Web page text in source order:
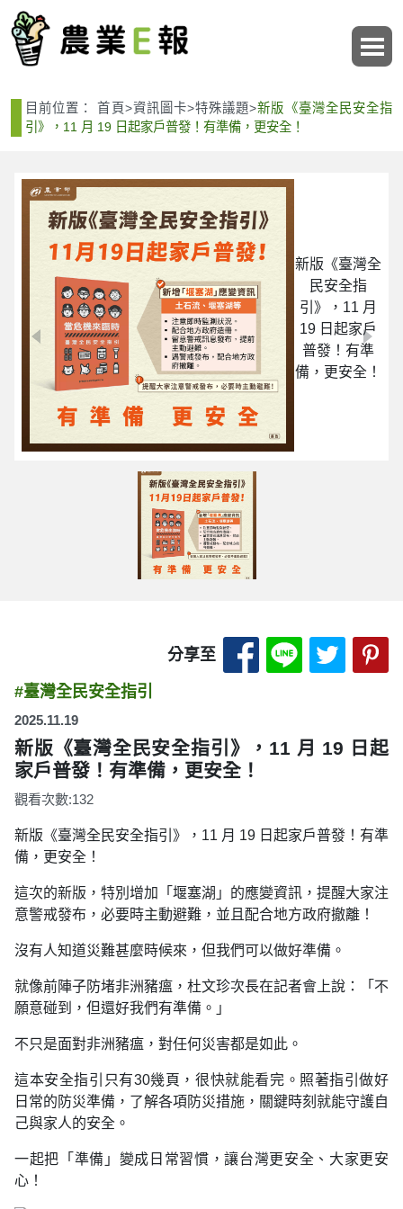
目前位置：首頁>資訊圖卡>特殊議題>新版《臺灣全民安全指
引》，11 月 19 日起家戶普發！有準備，更安全！
新版《臺灣全
民安全指
引》，11 月
19 日起家戶
普發！有準
備，更安全！
分享至 分享至 Facebook-
分享至分享
#臺灣全民安全指引
2025.11.19
新版《臺灣全民安全指引》，11 月 19 日起
家戶普發！有準備，更安全！
觀看次數:132
新版《臺灣全民安全指引》，11 月 19 日起家戶普發！有準
備，更安全！
這次的新版，特別增加「堰塞湖」的應變資訊，提醒大家注
意警戒發布，必要時主動避難，並且配合地方政府撤離！
沒有人知道災難甚麼時候來，但我們可以做好準備。
就像前陣子防堵非洲豬瘟，杜文珍次長在記者會上說：「不
願意碰到，但還好我們有準備。」
不只是面對非洲豬瘟，對任何災害都是如此。
這本安全指引只有30幾頁，很快就能看完。照著指引做好
日常的防災準備，了解各項防災措施，關鍵時刻就能守護自
己與家人的安全。
一起把「準備」變成日常習慣，讓台灣更安全、大家更安
心！